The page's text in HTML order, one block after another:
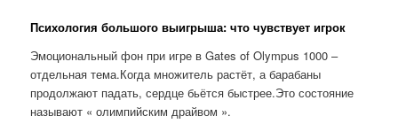
Психология большого выигрыша: что чувствует игрок
Эмоциональный фон при игре в Gates of Olympus 1000 –
отдельная тема.Когда множитель растёт, а барабаны
продолжают падать, сердце бьётся быстрее.Это состояние
называют « олимпийским драйвом ».